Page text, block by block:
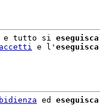
e tutto si eseguisca
accetti e l' eseguisca
ed eseguisca